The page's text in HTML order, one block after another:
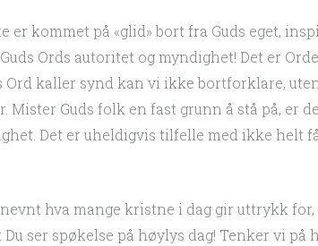
er kommet på «glid» bort fra Guds eget,
Ords autoritet og myndighet! Det er
Ord kaller synd kan vi ikke bortforklare,
Guds folk en fast grunn å stå på, er
Det er uheldigvis tilfelle med ikke helt
hva mange kristne i dag gir uttrykk
Du ser spøkelse på høylys dag! Tenker vi på